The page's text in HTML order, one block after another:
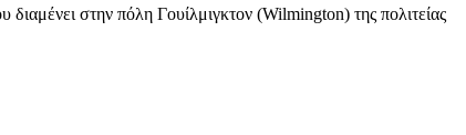
διαμένει στην πόλη Γουίλμιγκτον (Wilmington) της πολιτείας